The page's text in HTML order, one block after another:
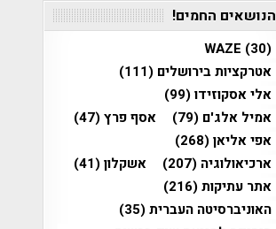
הנושאים החמים!
WAZE (30)
אטרקציות בירושלים (111)
אלי אסקוזידו(99)
אמיל אלג'ם (79) אסף פרץ(47)
אפי אליאן(268)
ארכיאולוגיה (207) אשקלון(41)
אתר עתיקות(216)
האוניברסיטה העברית(35)